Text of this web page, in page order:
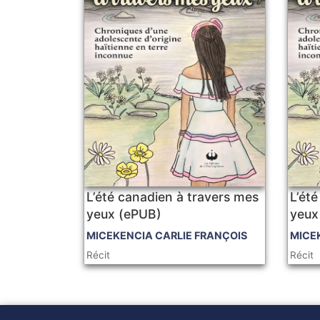
L’été canadien à travers mes
yeux (ePUB)
MICEKENCIA CARLIE FRANÇOIS
Récit
yeux
Récit